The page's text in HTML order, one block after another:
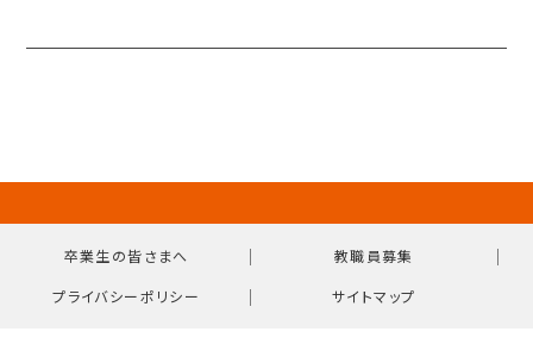
卒業生の皆さまへ ｜ 教職員募集 ｜
プライバシーポリシー ｜ サイトマップ